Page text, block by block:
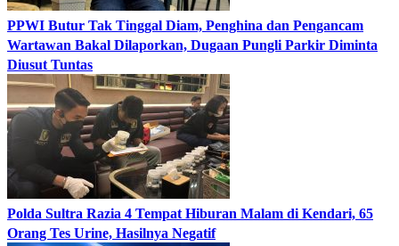
PPWI Butur Tak Tinggal Diam, Penghina dan Pengancam
Wartawan Bakal Dilaporkan, Dugaan Pungli Parkir Diminta
Diusut Tuntas
Polda Sultra Razia 4 Tempat Hiburan Malam di Kendari, 65
Orang Tes Urine, Hasilnya Negatif